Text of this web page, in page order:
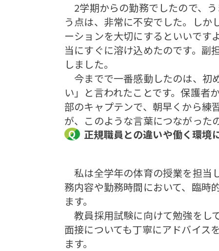
2学期からの勤務でしたので、
う点は、非常に不安でした。し
ーションを大切にするといいです
当にすぐに溶け込めたのです。副
しました。
今までで一番感動したのは、初
い」と言われたことです。保護者
部のキャプテンで、朝早くから練
が、このような言葉につながった
正規職員との違いや働く環境
私は全学年の体育の授業を担当
務内容や勤務時間において、臨時
ます。
教員採用試験に向けて勉強をし
面接についても丁寧にアドバイス
ます。